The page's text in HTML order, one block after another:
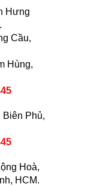
Hưng
Cầu,
Hùng,
Biên Phủ,
Hoà,
HCM.